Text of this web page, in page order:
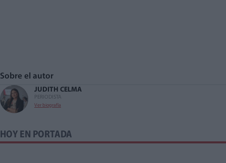
Sobre el autor
JUDITH CELMA
PERIODISTA
Ver biografía
HOY EN PORTADA